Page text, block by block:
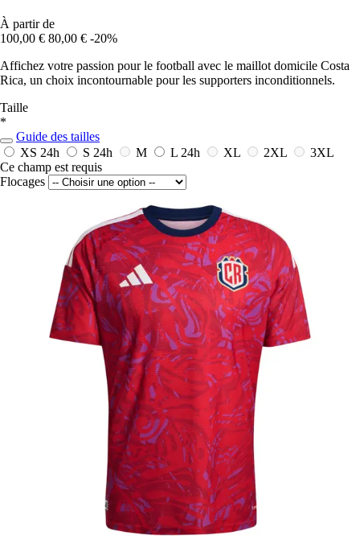
À partir de
100,00 € 80,00 € -20%
Affichez votre passion pour le football avec le maillot domicile Costa
Rica, un choix incontournable pour les supporters inconditionnels.
Taille
*
Guide des tailles
XS 24h S 24h M L 24h XL 2XL
3XL
Ce champ est requis
Flocages